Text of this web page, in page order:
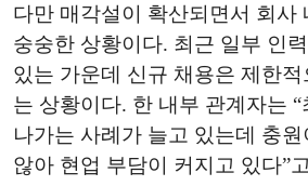
다만 매각설이 확산되면서 회사
숭숭한 상황이다. 최근 일부 인
있는 가운데 신규 채용은 제한
는 상황이다. 한 내부 관계자는 “
나가는 사례가 늘고 있는데 충원
않아 현업 부담이 커지고 있다”